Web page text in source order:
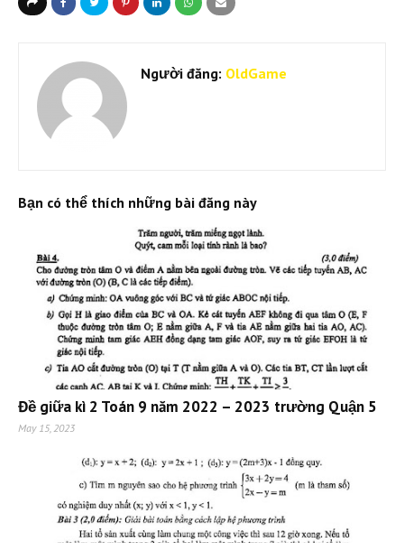
Người đăng: OldGame
Bạn có thể thích những bài đăng này
Đề giữa kì 2 Toán 9 năm 2022 – 2023 trường Quận 5
May 15, 2023